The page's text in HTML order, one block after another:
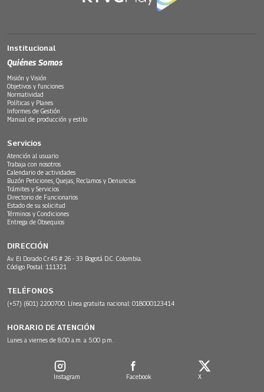
Institucional
Quiénes Somos
Misión y Visión
Objetivos y funciones
Normatividad
Políticas y Planes
Informes de Gestión
Manual de producción y estilo
Servicios
Atención al usuario
Trabaja con nosotros
Calendario de actividades
Buzón Peticiones, Quejas, Reclamos y Denuncias
Trámites y Servicios
Directorio de Funcionarios
Estado de su solicitud
Términos y Condiciones
Entrega de Obsequios
DIRECCIÓN
Av. El Dorado Cr.45 # 26 - 33 Bogotá D.C. Colombia.
Código Postal: 111321
TELÉFONOS
(+57) (601) 2200700. Línea gratuita nacional: 018000123414
HORARIO DE ATENCIÓN
Lunes a viernes de 8:00 a.m. a 5:00 p.m.
Instagram Facebook X